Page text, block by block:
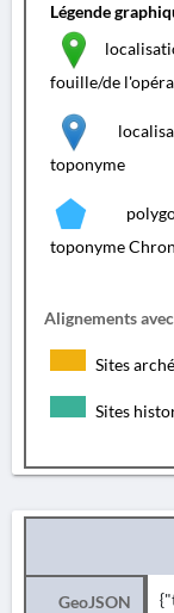
Légende
fouille/de
toponyme
toponyme
Alignements
Sites
Sites
GeoJSON